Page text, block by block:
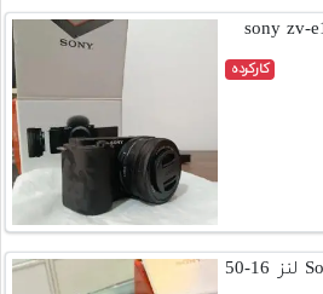
کارکرده
دوربین سونی Sony ZV-E10 لنز 16-50